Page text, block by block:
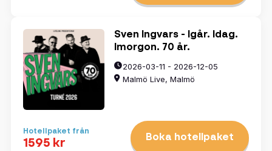
Sven Ingvars - Igår. Idag.
Imorgon. 70 år.
2026-03-11 - 2026-12-05
Malmö Live, Malmö
Hotellpaket från
1595 kr Boka hotellpaket